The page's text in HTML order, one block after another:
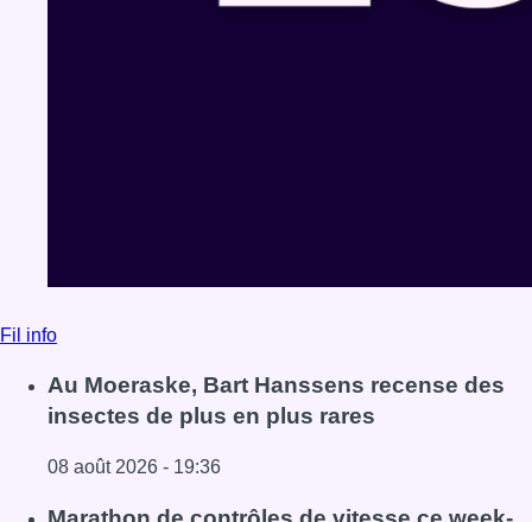
Fil info
Au Moeraske, Bart Hanssens recense des
insectes de plus en plus rares
08 août 2026 - 19:36
Lire l'article Au Moeraske, Bart Hanssens recense des